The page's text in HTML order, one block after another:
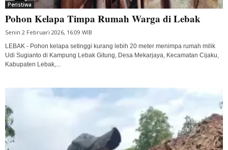
Peristiwa
Pohon Kelapa Timpa Rumah Warga di Lebak
Senin 2 Februari 2026, 16:09 WIB
LEBAK - Pohon kelapa setinggi kurang lebih 20 meter menimpa rumah milik
Udi Sugianto di Kampung Lebak Gitung, Desa Mekarjaya, Kecamatan Cijaku,
Kabupaten Lebak,...